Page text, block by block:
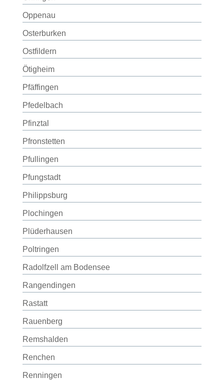
Oppenau
Osterburken
Ostfildern
Ötigheim
Pfäffingen
Pfedelbach
Pfinztal
Pfronstetten
Pfullingen
Pfungstadt
Philippsburg
Plochingen
Plüderhausen
Poltringen
Radolfzell am Bodensee
Rangendingen
Rastatt
Rauenberg
Remshalden
Renchen
Renningen